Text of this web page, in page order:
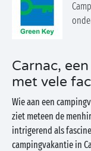
Carnac,
met vele
Wie aan een
ziet meteen de
intrigerend als
campingvakantie in